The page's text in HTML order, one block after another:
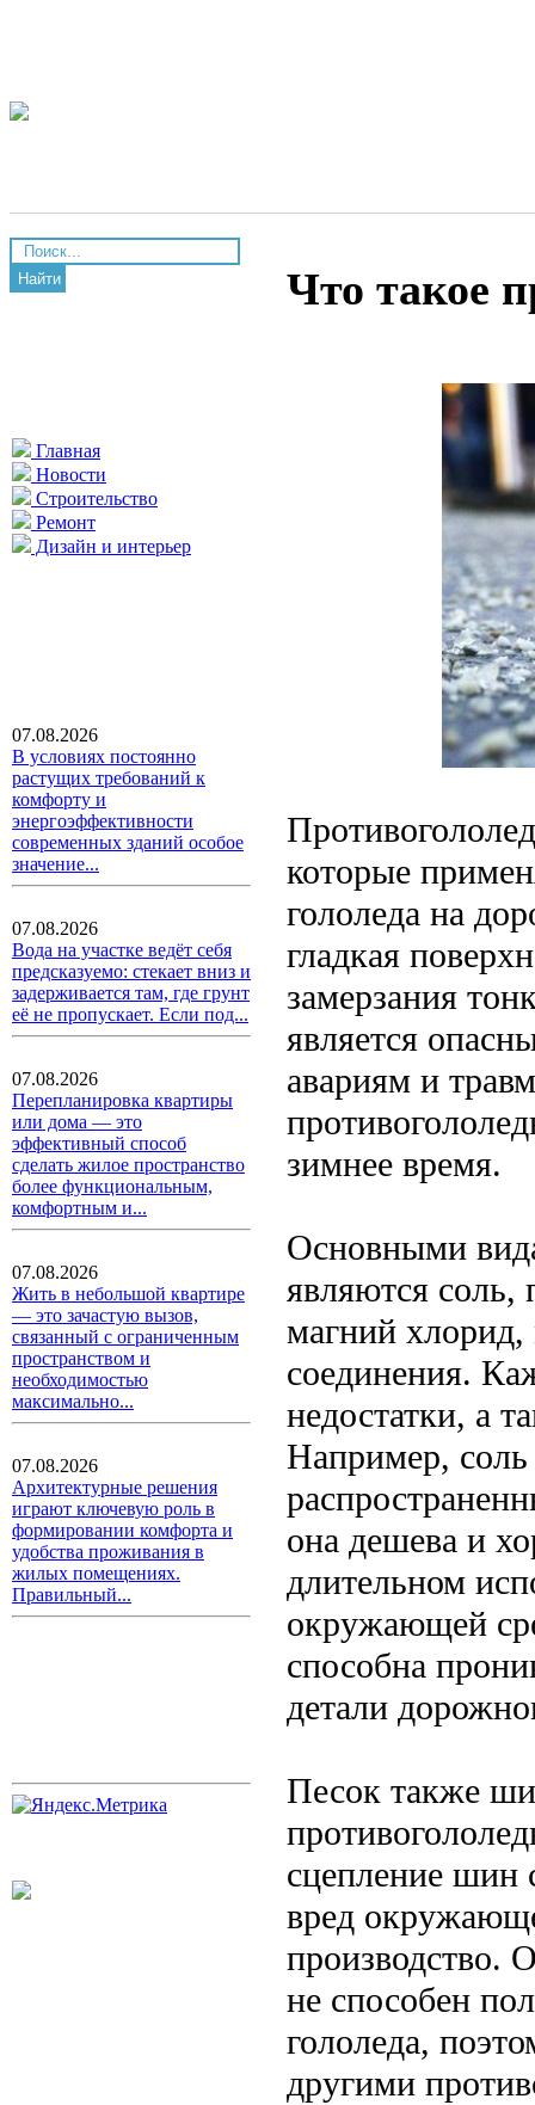
Найти
Главная
Новости
Строительство
Ремонт
Дизайн и интерьер
07.08.2026
В условиях постоянно
растущих требований к
комфорту и
энергоэффективности
современных зданий особое
значение...
07.08.2026
Вода на участке ведёт себя
предсказуемо: стекает вниз и
задерживается там, где грунт
её не пропускает. Если под...
07.08.2026
Перепланировка квартиры
или дома — это
эффективный способ
сделать жилое пространство
более функциональным,
комфортным и...
07.08.2026
Жить в небольшой квартире
— это зачастую вызов,
связанный с ограниченным
пространством и
необходимостью
максимально...
07.08.2026
Архитектурные решения
играют ключевую роль в
формировании комфорта и
удобства проживания в
жилых помещениях.
Правильный...
Что такое
которые
гололеда на
гладкая
замерзания
является
авариям и
зимнее время.
Основными
являются соль,
магний хлорид,
соединения.
недостатки, а
Например, соль
она дешева и
длительном
окружающей
способна
детали
Песок также
сцепление шин
вред
производство.
не способен
гололеда,
другими